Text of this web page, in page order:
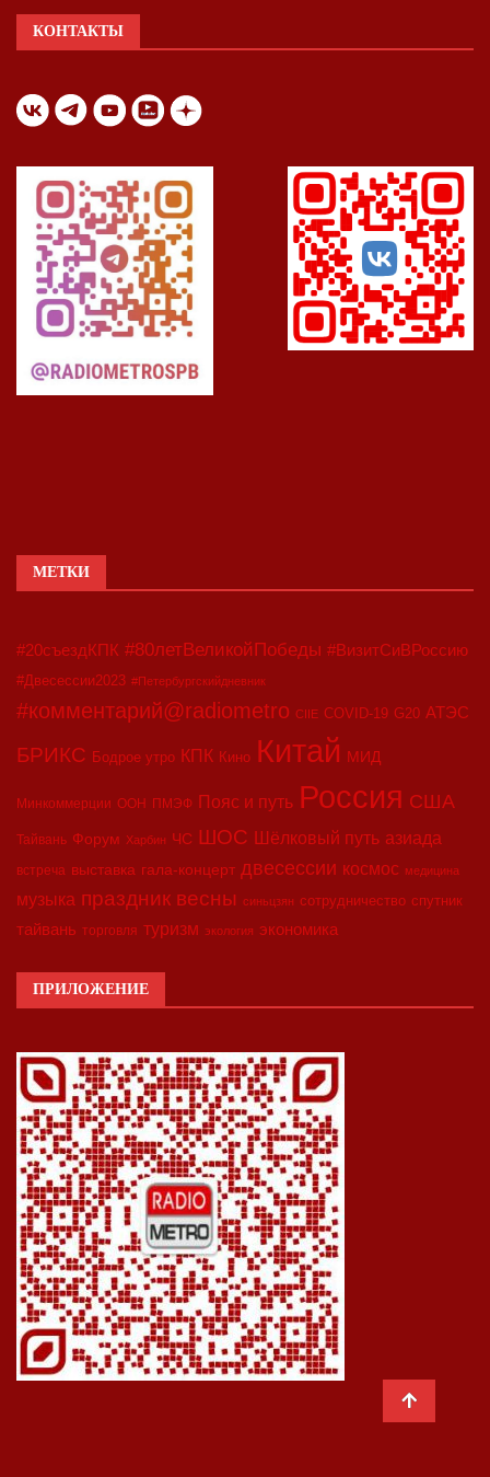
КОНТАКТЫ
МЕТКИ
#20съездКПК #80летВеликойПобеды #ВизитСиВРоссию
#Двесессии2023 #Петербургскийдневник
#комментарий@radiometro CIIE COVID-19 G20 АТЭС
БРИКС Бодрое утро КПК Кино Китай МИД
Минкоммерции ООН ПМЭФ Пояс и путь Россия США
Тайвань Форум Харбин ЧС ШОС Шёлковый путь азиада
встреча выставка гала-концерт двесессии космос медицина
музыка праздник весны синьцзян сотрудничество спутник
тайвань торговля туризм экология экономика
ПРИЛОЖЕНИЕ